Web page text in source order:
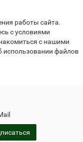
работы сайта.
с условиями
с нашими
использовании файлов